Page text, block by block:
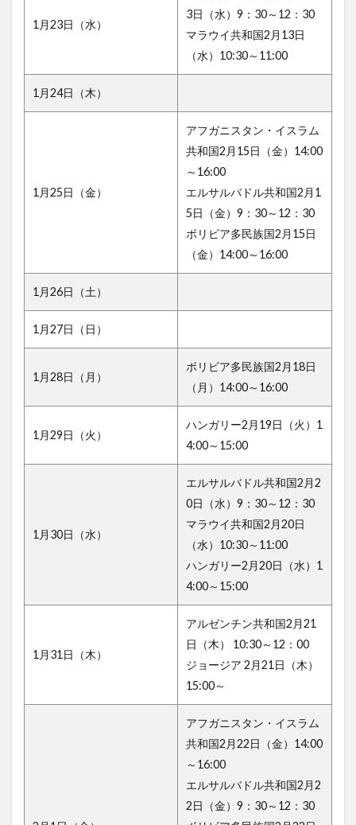
1月23日（水）
3日（水）9：30～12：30
マラウイ共和国2月13日
（水）10:30～11:00
1月24日（木）
1月25日（金）
アフガニスタン・イスラム
共和国2月15日（金）14:00
～16:00
エルサルバドル共和国2月1
5日（金）9：30～12：30
ボリビア多民族国2月15日
（金）14:00～16:00
1月26日（土）
1月27日（日）
1月28日（月）
ボリビア多民族国2月18日
（月）14:00～16:00
1月29日（火）
ハンガリー2月19日（火）1
4:00～15:00
1月30日（水）
エルサルバドル共和国2月2
0日（水）9：30～12：30
マラウイ共和国2月20日
（水）10:30～11:00
ハンガリー2月20日（水）1
4:00～15:00
1月31日（木）
アルゼンチン共和国2月21
日（木） 10:30～12：00
ジョージア 2月21日（木）
15:00～
アフガニスタン・イスラム
共和国2月22日（金）14:00
～16:00
エルサルバドル共和国2月2
2日（金）9：30～12：30